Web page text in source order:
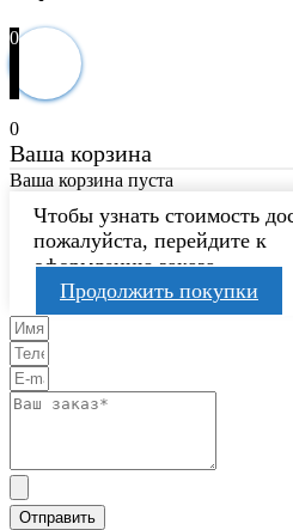
0
0
Ваша корзина
Ваша корзина пуста
Чтобы узнать стоимость
пожалуйста, перейдите к
оформлению заказа.
Продолжить покупки
Отправить